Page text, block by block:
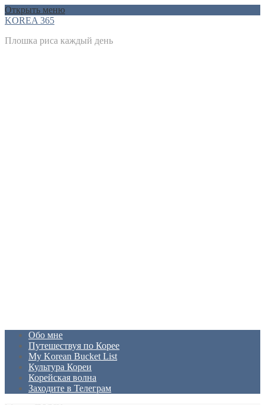
Открыть меню
KOREA 365
Плошка риса каждый день
Обо мне
Путешествуя по Корее
My Korean Bucket List
Культура Кореи
Корейская волна
Заходите в Телеграм